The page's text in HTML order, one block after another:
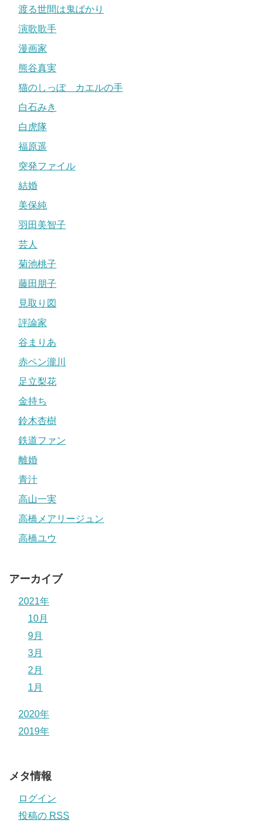
渡る世間は鬼ばかり
演歌歌手
漫画家
熊谷真実
猫のしっぽ カエルの手
白石みき
白虎隊
福原遥
突発ファイル
結婚
美保純
羽田美智子
芸人
菊池桃子
藤田朋子
見取り図
評論家
谷まりあ
赤ペン瀧川
足立梨花
金持ち
鈴木杏樹
鉄道ファン
離婚
青汁
高山一実
高橋メアリージュン
高橋ユウ
アーカイブ
2021年
10月
9月
3月
2月
1月
2020年
2019年
メタ情報
ログイン
投稿の RSS